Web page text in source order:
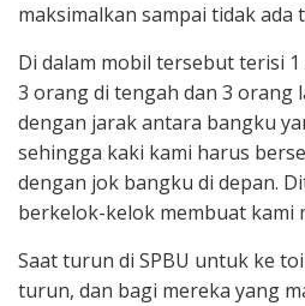
maksimalkan sampai tidak ada
Di dalam mobil tersebut terisi
3 orang di tengah dan 3 orang
dengan jarak antara bangku
sehingga kaki kami harus
dengan jok bangku di depan.
berkelok-kelok membuat kami
Saat turun di SPBU untuk ke
turun, dan bagi mereka yang